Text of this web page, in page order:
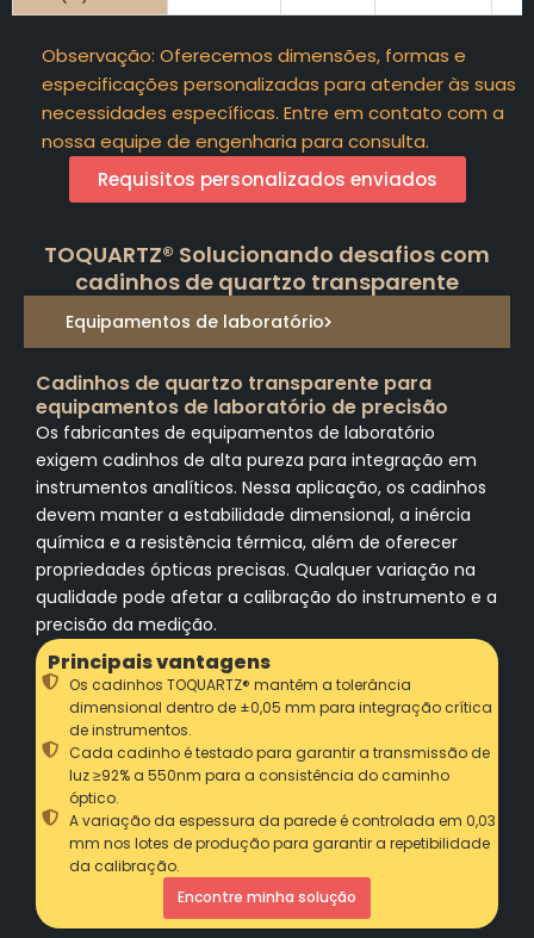
Observação: Oferecemos dimensões, formas e
especificações personalizadas para atender às suas
necessidades específicas. Entre em contato com a
nossa equipe de engenharia para consulta.
Requisitos personalizados enviados
TOQUARTZ® Solucionando desafios com
cadinhos de quartzo transparente
Equipamentos de laboratório
Cadinhos de quartzo transparente para
equipamentos de laboratório de precisão
Os fabricantes de equipamentos de laboratório
exigem cadinhos de alta pureza para integração em
instrumentos analíticos. Nessa aplicação, os cadinhos
devem manter a estabilidade dimensional, a inércia
química e a resistência térmica, além de oferecer
propriedades ópticas precisas. Qualquer variação na
qualidade pode afetar a calibração do instrumento e a
precisão da medição.
Principais vantagens
Os cadinhos TOQUARTZ® mantêm a tolerância
dimensional dentro de ±0,05 mm para integração crítica
de instrumentos.
Cada cadinho é testado para garantir a transmissão de
luz ≥92% a 550nm para a consistência do caminho
óptico.
A variação da espessura da parede é controlada em 0,03
mm nos lotes de produção para garantir a repetibilidade
da calibração.
Encontre minha solução